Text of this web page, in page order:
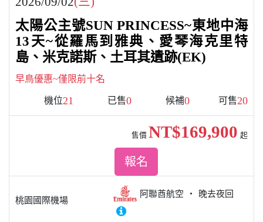
太陽公主號SUN PRINCESS~東地中海
13天~從羅馬到雅典、愛琴海克里特
島、米克諾斯、土耳其遺跡(EK)
早鳥優惠~僅限前十名
機位21 已售0 候補0 可售20
桃園國際機場
阿聯酋航空 晚去夜回
售價 NT$169,900 起
報名